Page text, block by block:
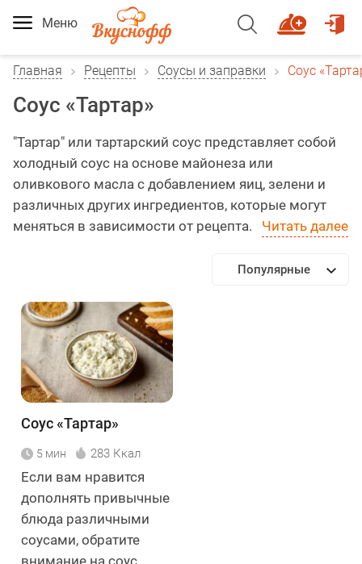
Меню
Главная Рецепты Соусы и заправки Соус
Соус «Тартар»
"Тартар" или тартарский соус представляет собой
холодный соус на основе майонеза или
оливкового масла с добавлением яиц, зелени и
различных других ингредиентов, которые могут
меняться в зависимости от рецепта.
Читать далее
Популярные
Соус «Тартар»
5 мин 283 Ккал
Если вам нравится
дополнять привычные
блюда различными
соусами, обратите